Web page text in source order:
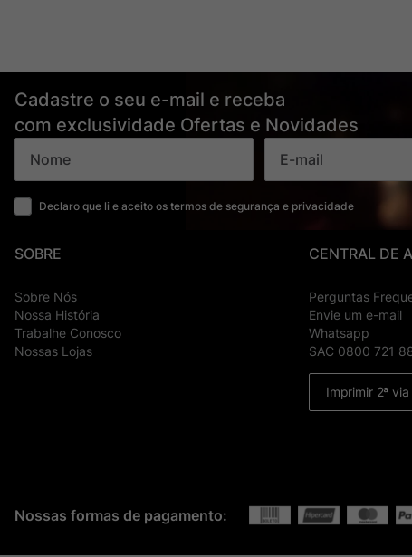
Cadastre o seu e-mail e receba
com exclusividade Ofertas e Novidades
Declaro que li e aceito os termos de segurança e privacidade
SOBRE
Sobre Nós
Nossa História
Trabalhe Conosco
Nossas Lojas
CENTRAL DE
Perguntas
Envie um e-mail
Whatsapp
SAC 0800 721
Imprimir 2ª
Nossas formas de pagamento: